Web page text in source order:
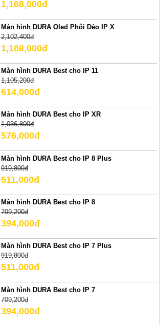
1,168,000đ
Màn hình DURA Oled Phôi Dẻo IP X
2,102,400đ
1,168,000đ
Màn hình DURA Best cho IP 11
1,105,200đ
614,000đ
Màn hình DURA Best cho IP XR
1,036,800đ
576,000đ
Màn hình DURA Best cho IP 8 Plus
919,800đ
511,000đ
Màn hình DURA Best cho IP 8
709,200đ
394,000đ
Màn hình DURA Best cho IP 7 Plus
919,800đ
511,000đ
Màn hình DURA Best cho IP 7
709,200đ
394,000đ